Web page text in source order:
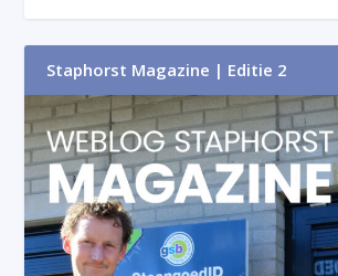
Staphorst Magazine | Editie 2